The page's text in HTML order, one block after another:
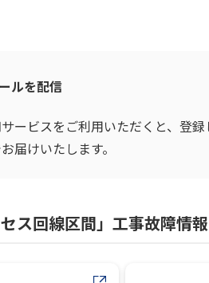
ルを配信
ービスをご利用いただくと、登録
届けいたします。
ス回線区間」工事故障情